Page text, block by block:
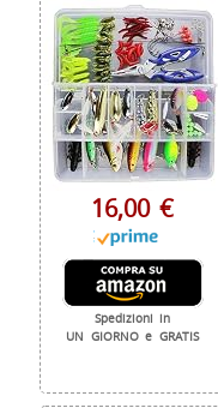
16,00 €
Spedizioni in
UN GIORNO e GRATIS